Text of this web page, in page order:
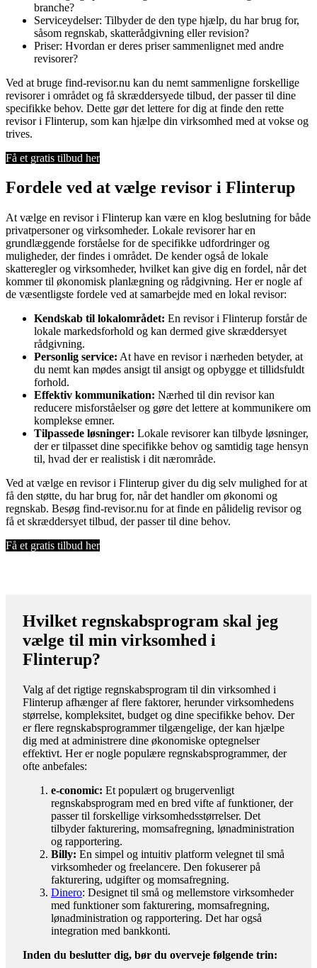
branche?
Serviceydelser: Tilbyder de den type hjælp, du har brug for,
såsom regnskab, skatterådgivning eller revision?
Priser: Hvordan er deres priser sammenlignet med andre
revisorer?
Ved at bruge find-revisor.nu kan du nemt sammenligne forskellige
revisorer i området og få skræddersyede tilbud, der passer til dine
specifikke behov. Dette gør det lettere for dig at finde den rette
revisor i Flinterup, som kan hjælpe din virksomhed med at vokse og
trives.
Få et gratis tilbud her
Fordele ved at vælge revisor i Flinterup
At vælge en revisor i Flinterup kan være en klog beslutning for både
privatpersoner og virksomheder. Lokale revisorer har en
grundlæggende forståelse for de specifikke udfordringer og
muligheder, der findes i området. De kender også de lokale
skatteregler og virksomheder, hvilket kan give dig en fordel, når det
kommer til økonomisk planlægning og rådgivning. Her er nogle af
de væsentligste fordele ved at samarbejde med en lokal revisor:
Kendskab til lokalområdet: En revisor i Flinterup forstår de
lokale markedsforhold og kan dermed give skræddersyet
rådgivning.
Personlig service: At have en revisor i nærheden betyder, at
du nemt kan mødes ansigt til ansigt og opbygge et tillidsfuldt
forhold.
Effektiv kommunikation: Nærhed til din revisor kan
reducere misforståelser og gøre det lettere at kommunikere om
komplekse emner.
Tilpassede løsninger: Lokale revisorer kan tilbyde løsninger,
der er tilpasset dine specifikke behov og samtidig tage hensyn
til, hvad der er realistisk i dit nærområde.
Ved at vælge en revisor i Flinterup giver du dig selv mulighed for at
få den støtte, du har brug for, når det handler om økonomi og
regnskab. Besøg find-revisor.nu for at finde en pålidelig revisor og
få et skræddersyet tilbud, der passer til dine behov.
Få et gratis tilbud her
Hvilket regnskabsprogram skal jeg
vælge til min virksomhed i
Flinterup?
Valg af det rigtige regnskabsprogram til din virksomhed i
Flinterup afhænger af flere faktorer, herunder virksomhedens
størrelse, kompleksitet, budget og dine specifikke behov. Der
er flere regnskabsprogrammer tilgængelige, der kan hjælpe
dig med at administrere dine økonomiske optegnelser
effektivt. Her er nogle populære regnskabsprogrammer, der
ofte anbefales:
e-conomic: Et populært og brugervenligt
regnskabsprogram med en bred vifte af funktioner, der
passer til forskellige virksomhedsstørrelser. Det
tilbyder fakturering, momsafregning, lønadministration
og rapportering.
Billy: En simpel og intuitiv platform velegnet til små
virksomheder og freelancere. Den fokuserer på
fakturering, udgifter og momsafregning.
Dinero: Designet til små og mellemstore virksomheder
med funktioner som fakturering, momsafregning,
lønadministration og rapportering. Det har også
integration med bankkonti.
Inden du beslutter dig, bør du overveje følgende trin: